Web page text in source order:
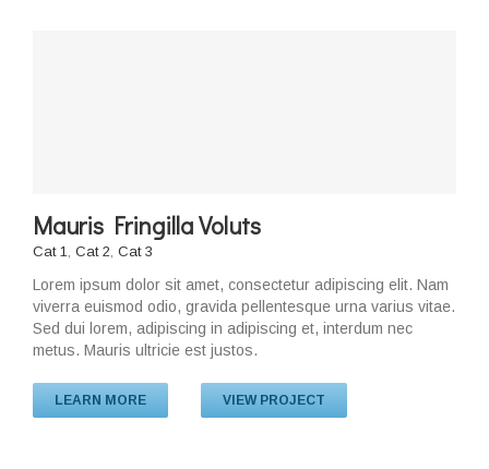
Mauris Fringilla Voluts
Cat 1, Cat 2, Cat 3
Lorem ipsum dolor sit amet, consectetur adipiscing elit. Nam
viverra euismod odio, gravida pellentesque urna varius vitae.
Sed dui lorem, adipiscing in adipiscing et, interdum nec
metus. Mauris ultricie est justos.
LEARN MORE VIEW PROJECT